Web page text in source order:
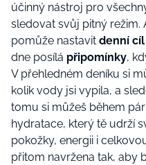
účinný nástroj pro
sledovat svůj pitný režim.
pomůže nastavit denní
dne posílá připomínky,
V přehledném deníku si
kolik vody jsi vypila, a
tomu si můžeš během
hydratace, který tě udrží
pokožky, energii i
přitom navržena tak, aby